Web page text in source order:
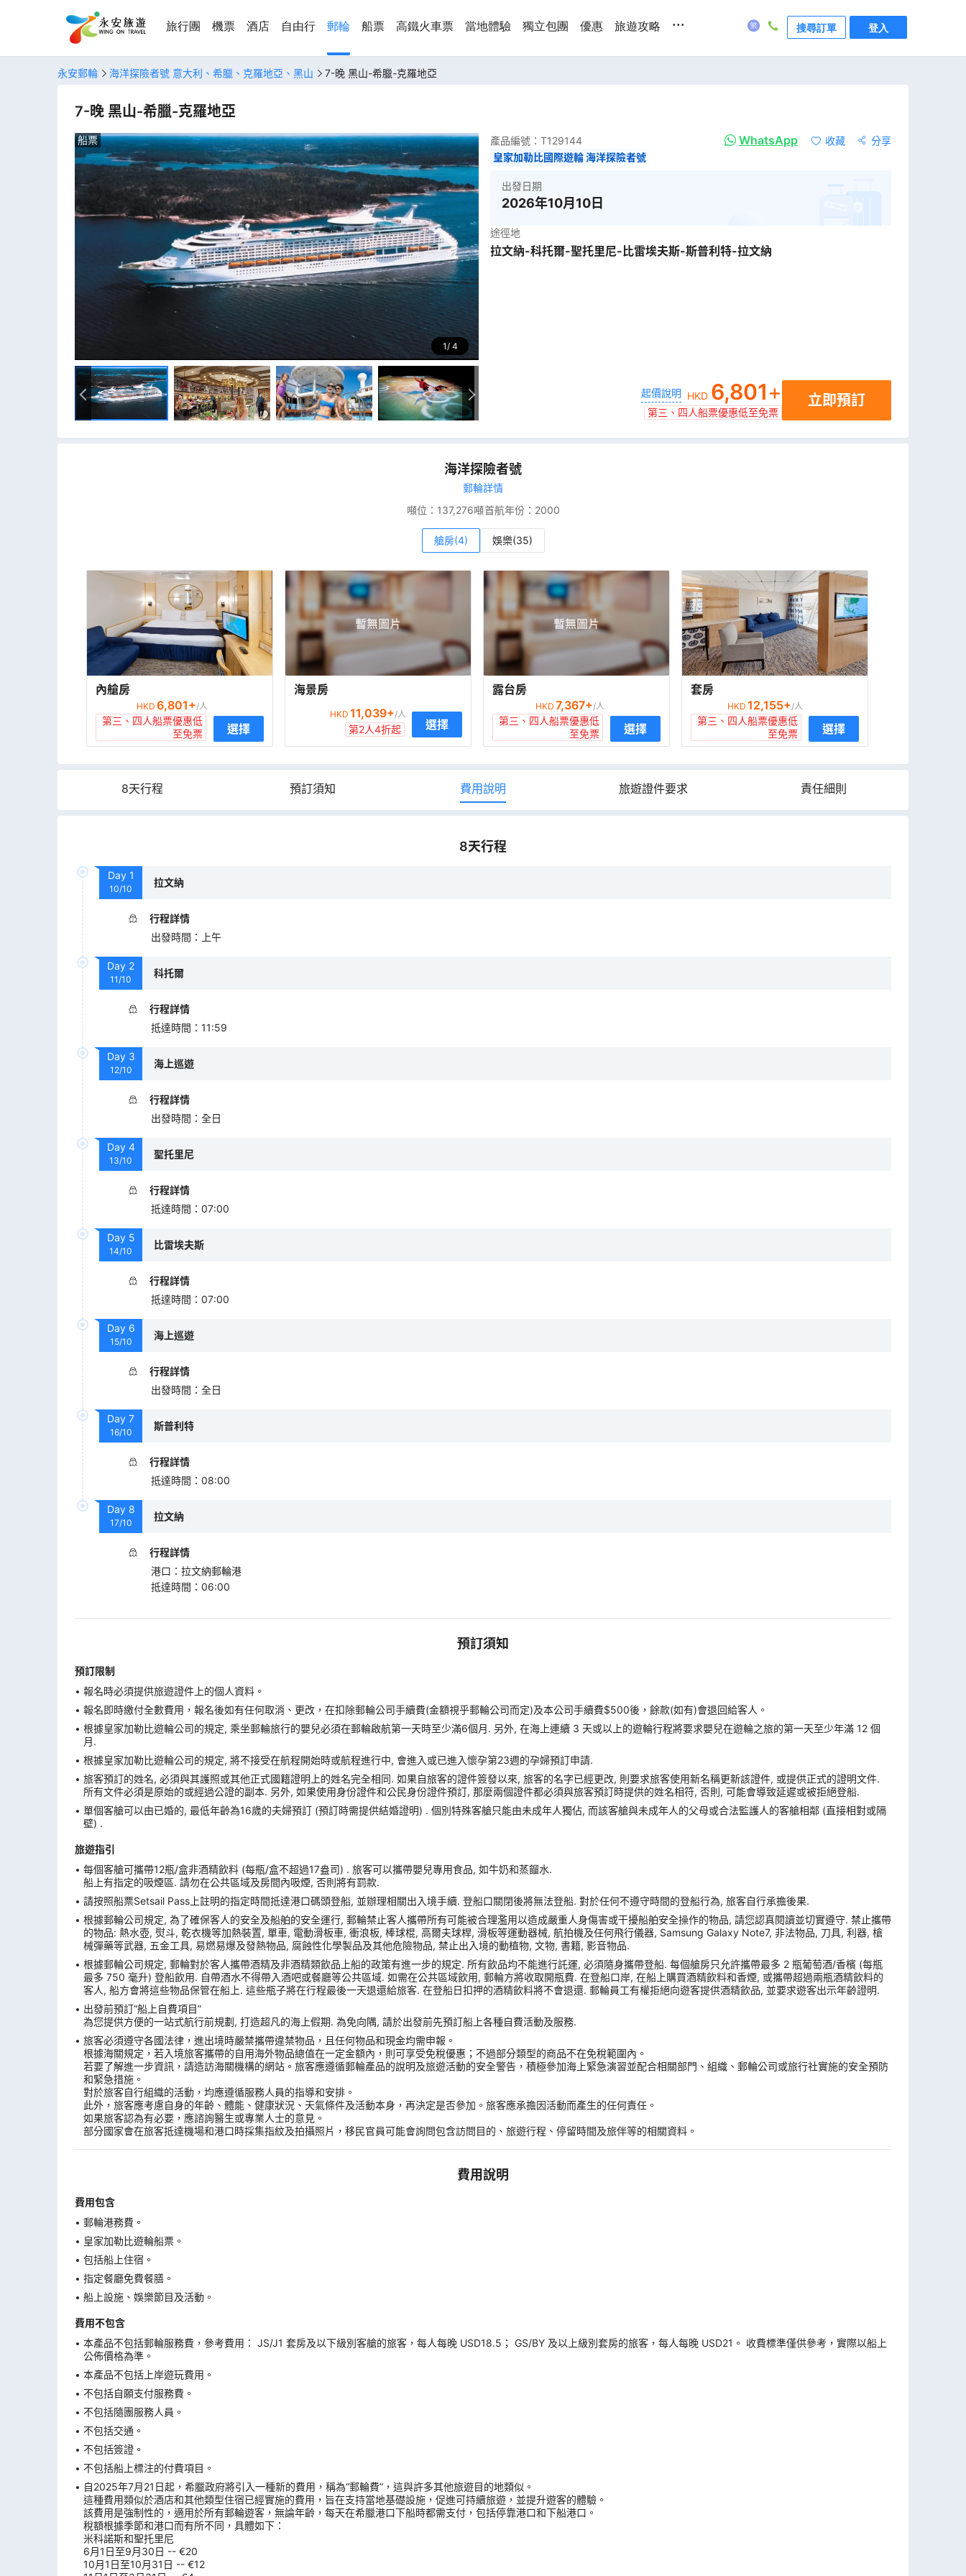
旅行團 機票 酒店 自由行 郵輪 船票 高鐵火車票 當地體驗 獨立包團 優惠 旅遊攻略 ... 搜尋訂單 登入
永安郵輪 海洋探險者號 意大利、希臘、克羅地亞、黑山 7-晚 黑山-希臘-克羅地亞
7-晚 黑山-希臘-克羅地亞
1 4
船票 產品編號： T129144 WhatsApp 收藏
分享
皇家加勒比國際遊輪 海洋探險者號
出發日期
2026年10月10日
途徑地
拉文納-科托爾-聖托里尼-比雷埃夫斯-斯普利特-拉文納
起價說明 HKD 6,801+
第三、四人船票優惠低至免票
立即預訂
海洋探險者號
郵輪詳情
噸位： 137,276噸首航年份： 2000
艙房(4) 娛樂(35)
內艙房
HKD 6,801+/人
第三、四人船票優惠低
至免票
選擇
海景房
HKD 11,039+/人
第2人4折起 選擇
露台房
HKD 7,367+/人
第三、四人船票優惠低
至免票
選擇
套房
HKD 12,155+/人
第三、四人船票優惠低
至免票
選擇
8天行程 預訂須知 費用說明 旅遊證件要求 責任細則
8天行程
Day 1
10/10
拉文納
行程詳情
出發時間 ： 上午
Day 2
11/10
科托爾
行程詳情
抵達時間 ： 11:59
Day 3
12/10
海上巡遊
行程詳情
出發時間 ： 全日
Day 4
13/10
聖托里尼
行程詳情
抵達時間 ： 07:00
Day 5
14/10
比雷埃夫斯
行程詳情
抵達時間 ： 07:00
Day 6
15/10
海上巡遊
行程詳情
出發時間 ： 全日
Day 7
16/10
斯普利特
行程詳情
抵達時間 ： 08:00
Day 8
17/10
拉文納
行程詳情
港口 ： 拉文納郵輪港
抵達時間 ： 06:00
預訂須知
預訂限制
報名時必須提供旅遊證件上的個人資料。
報名即時繳付全數費用，報名後如有任何取消、更改，在扣除郵輪公司手續費(金額視乎郵輪公司而定)及本公司手續費$500後，餘款(如有)會退回給客人。
根據皇家加勒比遊輪公司的規定, 乘坐郵輪旅行的嬰兒必須在郵輪啟航第一天時至少滿6個月. 另外, 在海上連續 3 天或以上的遊輪行程將要求嬰兒在遊輪之旅的第一天至少年滿 12 個
月.
根據皇家加勒比遊輪公司的規定, 將不接受在航程開始時或航程進行中, 會進入或已進入懷孕第23週的孕婦預訂申請.
旅客預訂的姓名, 必須與其護照或其他正式國籍證明上的姓名完全相同. 如果自旅客的證件簽發以來, 旅客的名字已經更改, 則要求旅客使用新名稱更新該證件, 或提供正式的證明文件.
所有文件必須是原始的或經過公證的副本. 另外, 如果使用身份證件和公民身份證件預訂, 那麼兩個證件都必須與旅客預訂時提供的姓名相符, 否則, 可能會導致延遲或被拒絕登船.
單個客艙可以由已婚的, 最低年齡為16歲的夫婦預訂 (預訂時需提供結婚證明) . 個別特殊客艙只能由未成年人獨佔, 而該客艙與未成年人的父母或合法監護人的客艙相鄰 (直接相對或隔
壁) .
旅遊指引
每個客艙可攜帶12瓶/盒非酒精飲料 (每瓶/盒不超過17盎司) . 旅客可以攜帶嬰兒專用食品, 如牛奶和蒸餾水.
船上有指定的吸煙區. 請勿在公共區域及房間內吸煙, 否則將有罰款.
請按照船票Setsail Pass上註明的指定時間抵達港口碼頭登船, 並辦理相關出入境手續. 登船口關閉後將無法登船. 對於任何不遵守時間的登船行為, 旅客自行承擔後果.
根據郵輪公司規定, 為了確保客人的安全及船舶的安全運行, 郵輪禁止客人攜帶所有可能被合理濫用以造成嚴重人身傷害或干擾船舶安全操作的物品, 請您認真閱讀並切實遵守. 禁止攜帶
的物品: 熱水壺, 熨斗, 乾衣機等加熱裝置, 單車, 電動滑板車, 衝浪板, 棒球棍, 高爾夫球桿, 滑板等運動器械, 航拍機及任何飛行儀器, Samsung Galaxy Note7, 非法物品, 刀具, 利器, 槍
械彈藥等武器, 五金工具, 易燃易爆及發熱物品, 腐蝕性化學製品及其他危險物品, 禁止出入境的動植物, 文物, 書籍, 影音物品.
根據郵輪公司規定, 郵輪對於客人攜帶酒精及非酒精類飲品上船的政策有進一步的規定. 所有飲品均不能進行託運, 必須隨身攜帶登船. 每個艙房只允許攜帶最多 2 瓶葡萄酒/香檳 (每瓶
最多 750 毫升) 登船飲用. 自帶酒水不得帶入酒吧或餐廳等公共區域. 如需在公共區域飲用, 郵輪方將收取開瓶費. 在登船口岸, 在船上購買酒精飲料和香煙, 或攜帶超過兩瓶酒精飲料的
客人, 船方會將這些物品保管在船上. 這些瓶子將在行程最後一天退還給旅客. 在登船日扣押的酒精飲料將不會退還. 郵輪員工有權拒絕向遊客提供酒精飲品, 並要求遊客出示年齡證明.
出發前預訂“船上自費項目”
為您提供方便的一站式航行前規劃, 打造超凡的海上假期. 為免向隅, 請於出發前先預訂船上各種自費活動及服務.
旅客必須遵守各國法律，進出境時嚴禁攜帶違禁物品，且任何物品和現金均需申報。
根據海關規定，若入境旅客攜帶的自用海外物品總值在一定金額內，則可享受免稅優惠；不過部分類型的商品不在免稅範圍內。
若要了解進一步資訊，請造訪海關機構的網站。旅客應遵循郵輪產品的說明及旅遊活動的安全警告，積極參加海上緊急演習並配合相關部門、組織、郵輪公司或旅行社實施的安全預防
和緊急措施。
對於旅客自行組織的活動，均應遵循服務人員的指導和安排。
此外，旅客應考慮自身的年齡、體能、健康狀況、天氣條件及活動本身，再決定是否參加。旅客應承擔因活動而產生的任何責任。
如果旅客認為有必要，應諮詢醫生或專業人士的意見。
部分國家會在旅客抵達機場和港口時採集指紋及拍攝照片，移民官員可能會詢問包含訪問目的、旅遊行程、停留時間及旅伴等的相關資料。
費用說明
費用包含
郵輪港務費。
皇家加勒比遊輪船票。
包括船上住宿。
指定餐廳免費餐膳。
船上設施、娛樂節目及活動。
費用不包含
本產品不包括郵輪服務費，參考費用： JS/J1 套房及以下級別客艙的旅客，每人每晚 USD18.5； GS/BY 及以上級別套房的旅客，每人每晚 USD21。 收費標準僅供參考，實際以船上
公佈價格為準。
本產品不包括上岸遊玩費用。
不包括自願支付服務費。
不包括隨團服務人員。
不包括交通。
不包括簽證。
不包括船上標注的付費項目。
自2025年7月21日起，希臘政府將引入一種新的費用，稱為“郵輪費”，這與許多其他旅遊目的地類似。
這種費用類似於酒店和其他類型住宿已經實施的費用，旨在支持當地基礎設施，促進可持續旅遊，並提升遊客的體驗。
該費用是強制性的，適用於所有郵輪遊客，無論年齡，每天在希臘港口下船時都需支付，包括停靠港口和下船港口。
稅額根據季節和港口而有所不同，具體如下：
米科諾斯和聖托里尼
6月1日至9月30日 -- €20
10月1日至10月31日 -- €12